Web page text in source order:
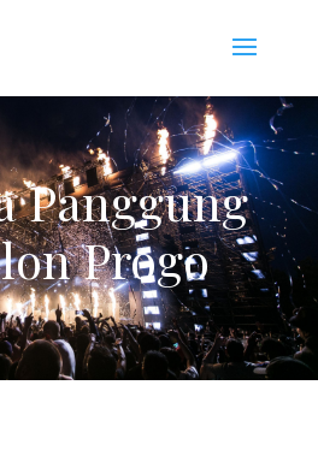
Panggung
Progo